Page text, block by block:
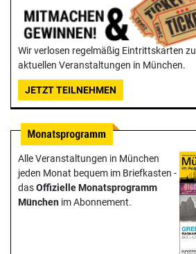
Wir verlosen regelmäßig Eintrittskarten zu
aktuellen Veranstaltungen in München.
JETZT TEILNEHMEN
Alle Veranstaltungen in München
jeden Monat bequem im Briefkasten -
dasOffizielle Monats­programm
München im Abonnement.